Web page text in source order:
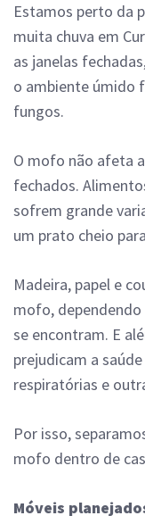
Estamos perto da
muita chuva em
as janelas
o ambiente úmido
fungos.
O mofo não afeta
fechados.
sofrem grande
um prato cheio
Madeira, papel e
mofo,
se encontram. E
prejudicam a
respiratórias e
Por isso,
mofo dentro de
Móveis